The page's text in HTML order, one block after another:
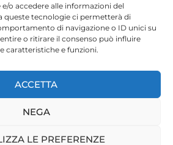
o accedere alle informazioni del
queste tecnologie ci permetterà di
di navigazione o ID unici su
o ritirare il consenso può influire
caratteristiche e funzioni.
ACCETTA
NEGA
LE PREFERENZE
diritti riservatiLazio Live TV